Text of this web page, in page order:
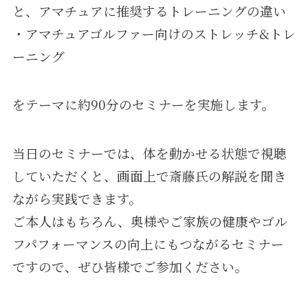
と、アマチュアに推奨するトレーニングの違い
・アマチュアゴルファー向けのストレッチ&トレ
ーニング
をテーマに約90分のセミナーを実施します。
当日のセミナーでは、体を動かせる状態で視聴
していただくと、画面上で斎藤氏の解説を聞き
ながら実践できます。
ご本人はもちろん、奥様やご家族の健康やゴル
フパフォーマンスの向上にもつながるセミナー
ですので、ぜひ皆様でご参加ください。